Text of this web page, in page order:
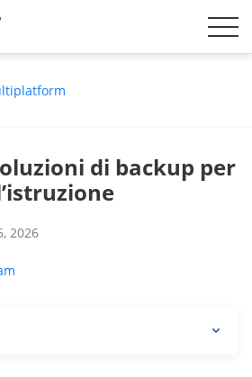
di backup per
2026